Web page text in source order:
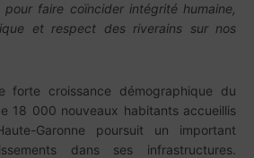
faire coïncider intégrité humaine,
et respect des riverains sur nos
forte croissance démographique du
18 000 nouveaux habitants accueillis
Garonne poursuit un important
dans ses infrastructures.